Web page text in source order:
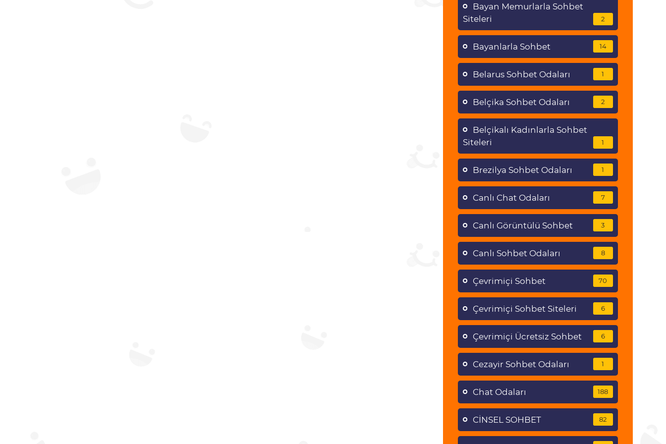
Bayan Memurlarla Sohbet
Siteleri
2
Bayanlarla Sohbet 14
Belarus Sohbet Odaları 1
Belçika Sohbet Odaları 2
Belçikalı Kadınlarla Sohbet
Siteleri
1
Brezilya Sohbet Odaları 1
Canlı Chat Odaları 7
Canlı Görüntülü Sohbet 3
Canlı Sohbet Odaları 8
Çevrimiçi Sohbet 70
Çevrimiçi Sohbet Siteleri 6
Çevrimiçi Ücretsiz Sohbet 6
Cezayir Sohbet Odaları 1
Chat Odaları 188
CİNSEL SOHBET 82